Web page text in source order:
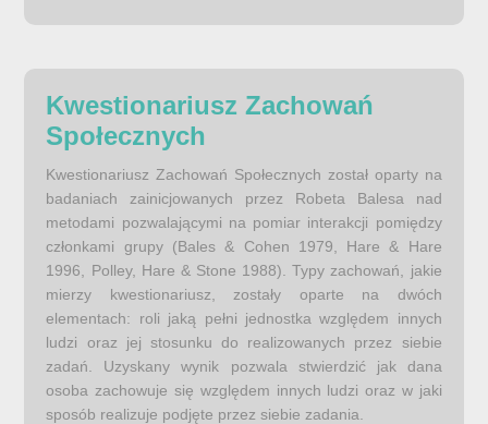
Kwestionariusz Zachowań
Społecznych
Kwestionariusz Zachowań Społecznych został oparty na
badaniach zainicjowanych przez Robeta Balesa nad
metodami pozwalającymi na pomiar interakcji pomiędzy
członkami grupy (Bales & Cohen 1979, Hare & Hare
1996, Polley, Hare & Stone 1988). Typy zachowań, jakie
mierzy kwestionariusz, zostały oparte na dwóch
elementach: roli jaką pełni jednostka względem innych
ludzi oraz jej stosunku do realizowanych przez siebie
zadań. Uzyskany wynik pozwala stwierdzić jak dana
osoba zachowuje się względem innych ludzi oraz w jaki
sposób realizuje podjęte przez siebie zadania.